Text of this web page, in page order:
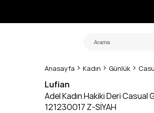
Anasayfa Kadın Günlük
Lufian
Adel Kadın Hakiki Deri Casual
121230017 Z-SİYAH